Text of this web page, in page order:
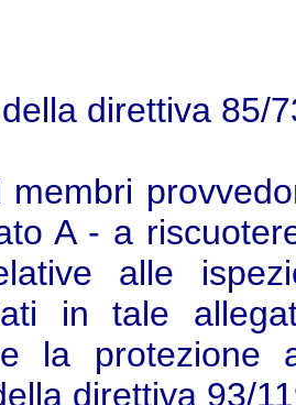
della direttiva 85/
membri
A - a
alle
in tale
la protezione
direttiva 93/